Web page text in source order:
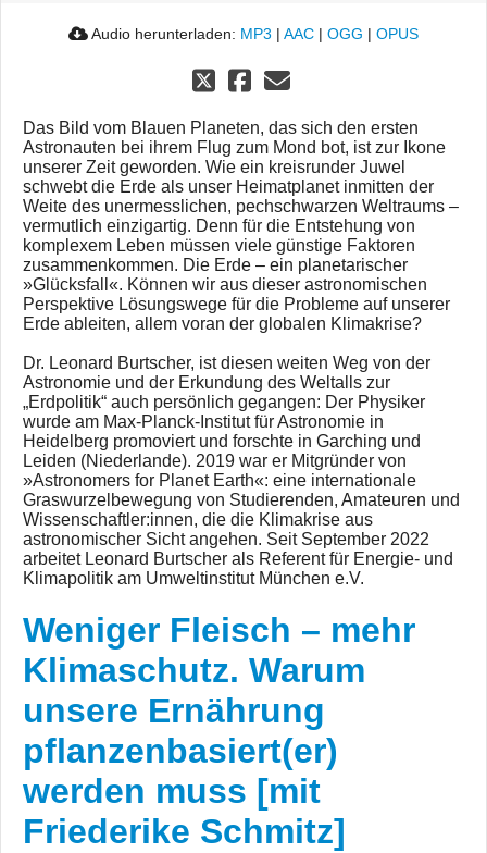
Audio herunterladen: MP3 | AAC | OGG | OPUS
Das Bild vom Blauen Planeten, das sich den ersten
Astronauten bei ihrem Flug zum Mond bot, ist zur Ikone
unserer Zeit geworden. Wie ein kreisrunder Juwel
schwebt die Erde als unser Heimatplanet inmitten der
Weite des unermesslichen, pechschwarzen Weltraums –
vermutlich einzigartig. Denn für die Entstehung von
komplexem Leben müssen viele günstige Faktoren
zusammenkommen. Die Erde – ein planetarischer
»Glücksfall«. Können wir aus dieser astronomischen
Perspektive Lösungswege für die Probleme auf unserer
Erde ableiten, allem voran der globalen Klimakrise?
Dr. Leonard Burtscher, ist diesen weiten Weg von der
Astronomie und der Erkundung des Weltalls zur
„Erdpolitik“ auch persönlich gegangen: Der Physiker
wurde am Max-Planck-Institut für Astronomie in
Heidelberg promoviert und forschte in Garching und
Leiden (Niederlande). 2019 war er Mitgründer von
»Astronomers for Planet Earth«: eine internationale
Graswurzelbewegung von Studierenden, Amateuren und
Wissenschaftler:innen, die die Klimakrise aus
astronomischer Sicht angehen. Seit September 2022
arbeitet Leonard Burtscher als Referent für Energie- und
Klimapolitik am Umweltinstitut München e.V.
Weniger Fleisch – mehr
Klimaschutz. Warum
unsere Ernährung
pflanzenbasiert(er)
werden muss [mit
Friederike Schmitz]